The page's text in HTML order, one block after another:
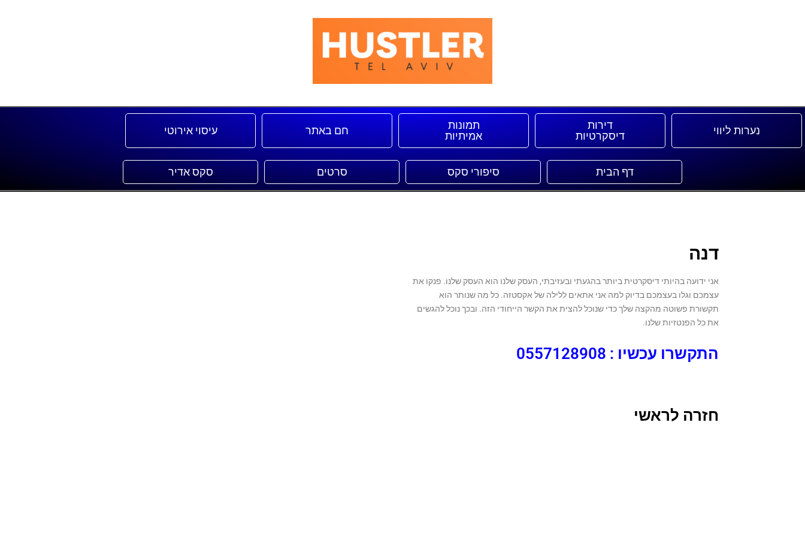
נערות ליווי
דירות
דיסקרטיות
תמונות
אמיתיות
חם באתר עיסוי אירוטי
דף הבית סיפורי סקס סרטים סקס אדיר
דנה
אני ידועה בהיותי דיסקרטית ביותר בהגעתי ובעזיבתי, העסק שלנו הוא העסק שלנו. פנקו את
עצמכם וגלו בעצמכם בדיוק למה אני אתאים ללילה של אקסטזה. כל מה שנותר הוא
תקשורת פשוטה מהקצה שלך כדי שנוכל להצית את הקשר הייחודי הזה. ובכך נוכל להגשים
את כל הפנטזיות שלנו.
התקשרו עכשיו : 0557128908
חזרה לראשי